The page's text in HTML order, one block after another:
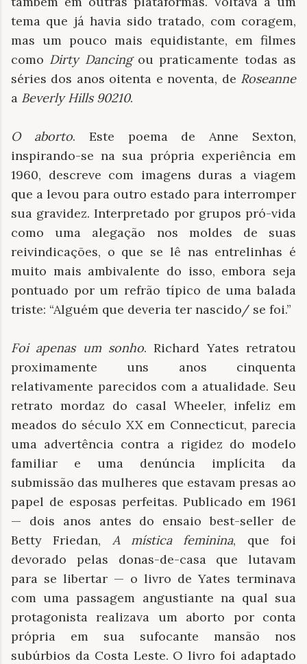
tema que já havia sido tratado, com coragem,
mas um pouco mais equidistante, em filmes
como Dirty Dancingou praticamente todas as
séries dos anos oitenta e noventa, de Roseanne
a Beverly Hills 90210.
O aborto. Este poema de Anne Sexton,
inspirando-se na sua própria experiência em
1960, descreve com imagens duras a viagem
que a levou para outro estado para interromper
sua gravidez. Interpretado por grupos pró-vida
como uma alegação nos moldes de suas
reivindicações, o que se lê nas entrelinhas é
muito mais ambivalente do isso, embora seja
pontuado por um refrão típico de uma balada
triste: “Alguém que deveria ter nascido/ se foi.”
Foi apenas um sonho. Richard Yates retratou
proximamente uns anos cinquenta
relativamente parecidos com a atualidade. Seu
retrato mordaz do casal Wheeler, infeliz em
meados do século XX em Connecticut, parecia
uma advertência contra a rigidez do modelo
familiar e uma denúncia implícita da
submissão das mulheres que estavam presas ao
papel de esposas perfeitas. Publicado em 1961
— dois anos antes do ensaio best-seller de
Betty Friedan, A mística feminina, que foi
devorado pelas donas-de-casa que lutavam
para se libertar — o livro de Yates terminava
com uma passagem angustiante na qual sua
protagonista realizava um aborto por conta
própria em sua sufocante mansão nos
subúrbios da Costa Leste. O livro foi adaptado